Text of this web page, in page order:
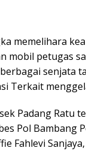
memelihara
mobil petugas
senjata
Terkait
Padang Ratu
Pol Bambang
Sanjaya,